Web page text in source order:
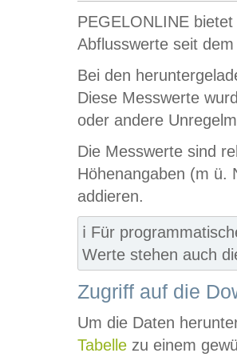
PEGELONLINE
Abflusswerte seit
Bei den
Diese Messwerte
oder andere
Die Messwerte sind
Höhenangaben (m ü.
addieren.
ℹ️ Für
Werte stehen auch
Zugriff auf die
Um die Daten
Tabelle zu einem